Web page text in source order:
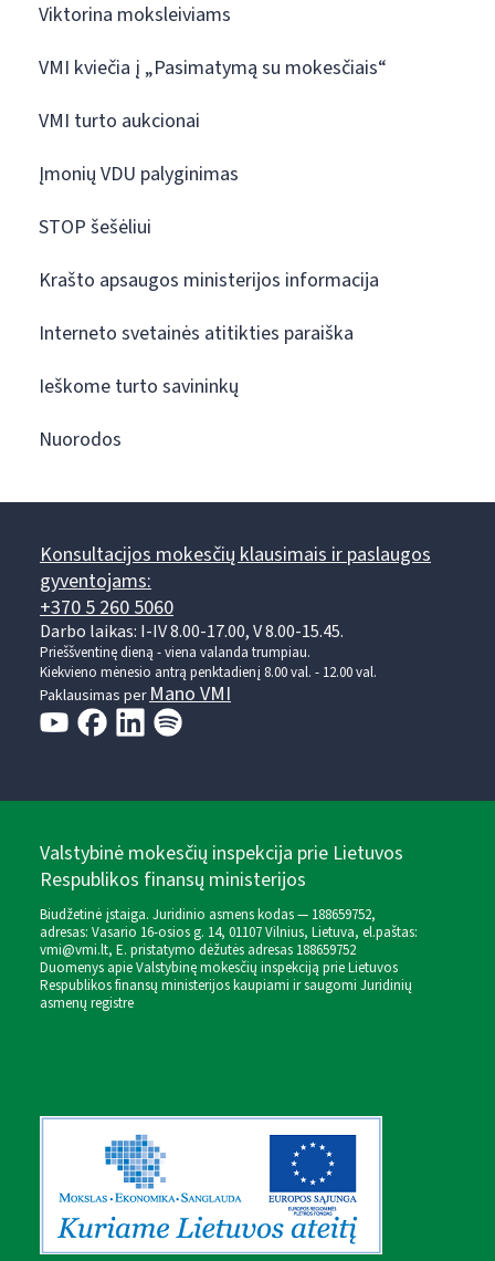
Viktorina moksleiviams
VMI kviečia į „Pasimatymą su mokesčiais“
VMI turto aukcionai
Įmonių VDU palyginimas
STOP šešėliui
Krašto apsaugos ministerijos informacija
Interneto svetainės atitikties paraiška
Ieškome turto savininkų
Nuorodos
Konsultacijos mokesčių klausimais ir paslaugos
gyventojams:
+370 5 260 5060
Darbo laikas: I-IV 8.00-17.00, V 8.00-15.45.
Prieššventinę dieną - viena valanda trumpiau.
Kiekvieno mėnesio antrą penktadienį 8.00 val. - 12.00 val.
Paklausimas perMano VMI
Valstybinė mokesčių inspekcija prie Lietuvos
Respublikos finansų ministerijos
Biudžetinė įstaiga. Juridinio asmens kodas — 188659752,
adresas: Vasario 16-osios g. 14, 01107 Vilnius, Lietuva, el.paštas:
vmi@vmi.lt, E. pristatymo dėžutės adresas 188659752
Duomenys apie Valstybinę mokesčių inspekciją prie Lietuvos
Respublikos finansų ministerijos kaupiami ir saugomi Juridinių
asmenų registre